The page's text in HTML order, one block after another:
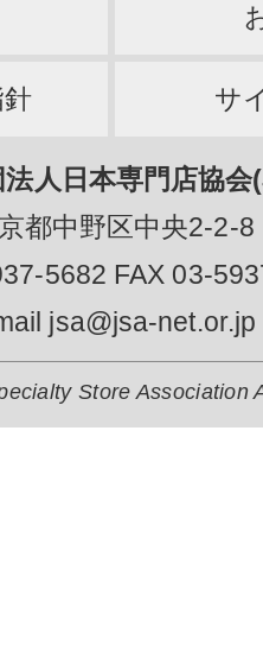
サ
法人日本専門店協
都中野区中央2-2-
5682 FAX 03-
jsa@jsa-net.or.jp
Store Association